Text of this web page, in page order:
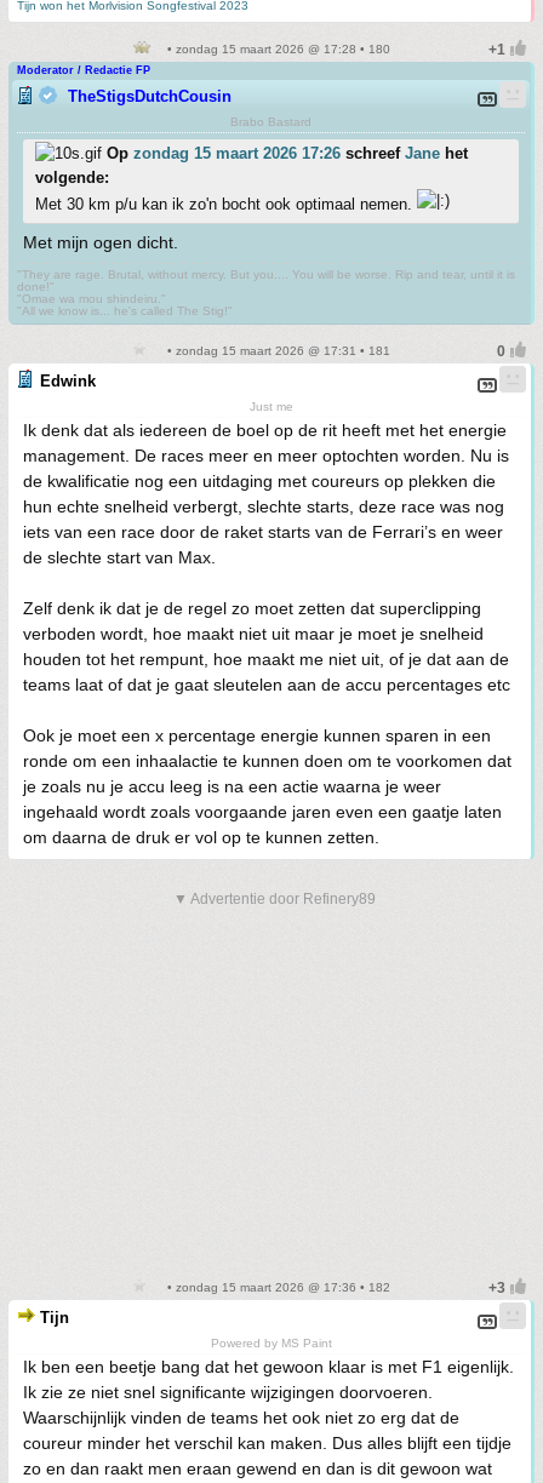
Tijn won het Morlvision Songfestival 2023
• zondag 15 maart 2026 @ 17:28 • 180
Moderator / Redactie FP
TheStigsDutchCousin
Brabo Bastard
Op zondag 15 maart 2026 17:26 schreef Jane het
volgende:
Met 30 km p/u kan ik zo'n bocht ook optimaal nemen.
Met mijn ogen dicht.
"They are rage. Brutal, without mercy. But you.... You will be worse. Rip and tear, until it is
done!"
"Omae wa mou shindeiru."
"All we know is... he's called The Stig!"
• zondag 15 maart 2026 @ 17:31 • 181
Edwink
Just me
Ik denk dat als iedereen de boel op de rit heeft met het energie
management. De races meer en meer optochten worden. Nu is
de kwalificatie nog een uitdaging met coureurs op plekken die
hun echte snelheid verbergt, slechte starts, deze race was nog
iets van een race door de raket starts van de Ferrari’s en weer
de slechte start van Max.
Zelf denk ik dat je de regel zo moet zetten dat superclipping
verboden wordt, hoe maakt niet uit maar je moet je snelheid
houden tot het rempunt, hoe maakt me niet uit, of je dat aan de
teams laat of dat je gaat sleutelen aan de accu percentages etc
Ook je moet een x percentage energie kunnen sparen in een
ronde om een inhaalactie te kunnen doen om te voorkomen dat
je zoals nu je accu leeg is na een actie waarna je weer
ingehaald wordt zoals voorgaande jaren even een gaatje laten
om daarna de druk er vol op te kunnen zetten.
▼ Advertentie door Refinery89
• zondag 15 maart 2026 @ 17:36 • 182
Tijn
Powered by MS Paint
Ik ben een beetje bang dat het gewoon klaar is met F1 eigenlijk.
Ik zie ze niet snel significante wijzigingen doorvoeren.
Waarschijnlijk vinden de teams het ook niet zo erg dat de
coureur minder het verschil kan maken. Dus alles blijft een tijdje
zo en dan raakt men eraan gewend en dan is dit gewoon wat